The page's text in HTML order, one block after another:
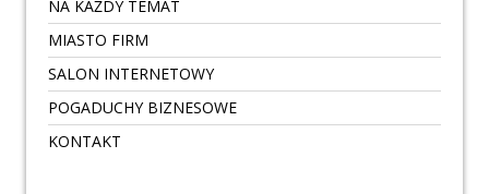
NA KAŻDY TEMAT
MIASTO FIRM
SALON INTERNETOWY
POGADUCHY BIZNESOWE
KONTAKT